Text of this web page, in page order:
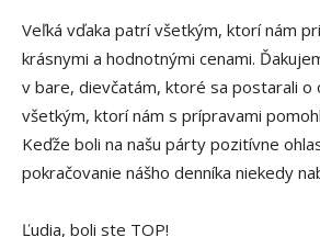
Veľká vďaka patrí všetkým, ktorí nám
krásnymi a hodnotnými cenami.
v bare, dievčatám, ktoré sa postarali o
všetkým, ktorí nám s prípravami
Keďže boli na našu párty pozitívne
pokračovanie nášho denníka niekedy
Ľudia, boli ste TOP!